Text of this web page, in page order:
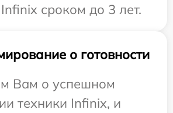
сроком до 3 лет.
о готовности
Вам о успешном
техники Infinix, и